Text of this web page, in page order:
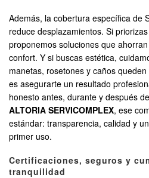
Además, la cobertura específica de
reduce desplazamientos. Si
proponemos soluciones que
confort. Y si buscas estética,
manetas, rosetones y caños
es asegurarte un resultado
honesto antes, durante y después
ALTORIA SERVICOMPLEX, ese
estándar: transparencia, calidad y
primer uso.
Certificaciones, seguros y
tranquilidad